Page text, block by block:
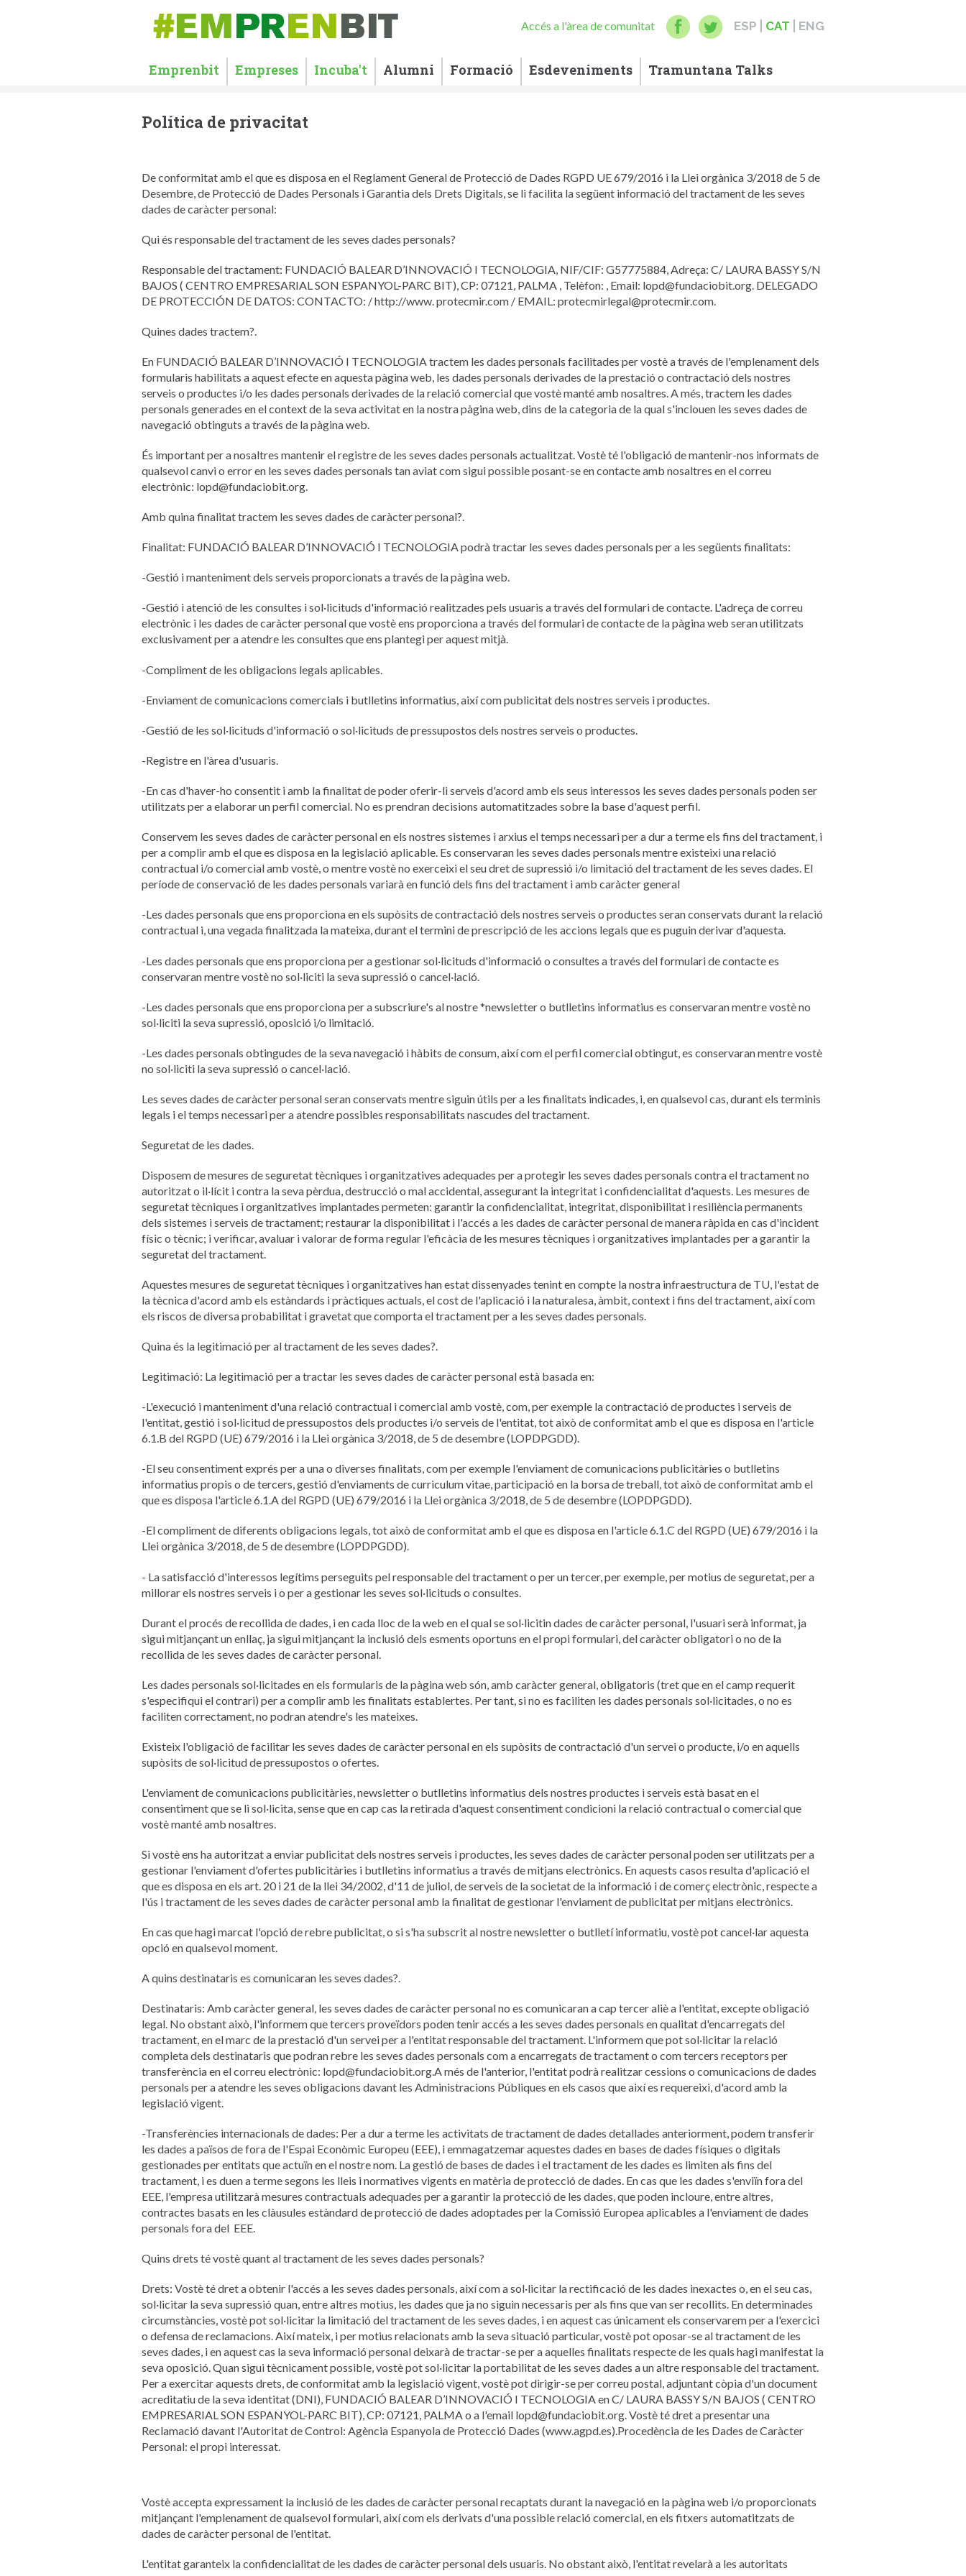
Accés a l'àrea de comunitat ESP CAT ENG
Emprenbit Empreses Incuba't Alumni Formació Esdeveniments Tramuntana Talks
Política de privacitat
De conformitat amb el que es disposa en el Reglament General de Protecció de Dades RGPD UE 679/2016 i la Llei orgànica 3/2018 de 5 de
Desembre, de Protecció de Dades Personals i Garantia dels Drets Digitals, se li facilita la següent informació del tractament de les seves
dades de caràcter personal:
Qui és responsable del tractament de les seves dades personals?
Responsable del tractament: FUNDACIÓ BALEAR D’INNOVACIÓ I TECNOLOGIA, NIF/CIF: G57775884, Adreça: C/ LAURA BASSY S/N
BAJOS ( CENTRO EMPRESARIAL SON ESPANYOL-PARC BIT), CP: 07121, PALMA , Telèfon: , Email: lopd@fundaciobit.org. DELEGADO
DE PROTECCIÓN DE DATOS: CONTACTO: / http://www. protecmir.com / EMAIL: protecmirlegal@protecmir.com.
Quines dades tractem?.
En FUNDACIÓ BALEAR D’INNOVACIÓ I TECNOLOGIA tractem les dades personals facilitades per vostè a través de l'emplenament dels
formularis habilitats a aquest efecte en aquesta pàgina web, les dades personals derivades de la prestació o contractació dels nostres
serveis o productes i/o les dades personals derivades de la relació comercial que vostè manté amb nosaltres. A més, tractem les dades
personals generades en el context de la seva activitat en la nostra pàgina web, dins de la categoria de la qual s'inclouen les seves dades de
navegació obtinguts a través de la pàgina web.
És important per a nosaltres mantenir el registre de les seves dades personals actualitzat. Vostè té l'obligació de mantenir-nos informats de
qualsevol canvi o error en les seves dades personals tan aviat com sigui possible posant-se en contacte amb nosaltres en el correu
electrònic: lopd@fundaciobit.org.
Amb quina finalitat tractem les seves dades de caràcter personal?.
Finalitat: FUNDACIÓ BALEAR D’INNOVACIÓ I TECNOLOGIA podrà tractar les seves dades personals per a les següents finalitats:
-Gestió i manteniment dels serveis proporcionats a través de la pàgina web.
-Gestió i atenció de les consultes i sol·licituds d'informació realitzades pels usuaris a través del formulari de contacte. L'adreça de correu
electrònic i les dades de caràcter personal que vostè ens proporciona a través del formulari de contacte de la pàgina web seran utilitzats
exclusivament per a atendre les consultes que ens plantegi per aquest mitjà.
-Compliment de les obligacions legals aplicables.
-Enviament de comunicacions comercials i butlletins informatius, així com publicitat dels nostres serveis i productes.
-Gestió de les sol·licituds d'informació o sol·licituds de pressupostos dels nostres serveis o productes.
-Registre en l'àrea d'usuaris.
-En cas d'haver-ho consentit i amb la finalitat de poder oferir-li serveis d'acord amb els seus interessos les seves dades personals poden ser
utilitzats per a elaborar un perfil comercial. No es prendran decisions automatitzades sobre la base d'aquest perfil.
Conservem les seves dades de caràcter personal en els nostres sistemes i arxius el temps necessari per a dur a terme els fins del tractament, i
per a complir amb el que es disposa en la legislació aplicable. Es conservaran les seves dades personals mentre existeixi una relació
contractual i/o comercial amb vostè, o mentre vostè no exerceixi el seu dret de supressió i/o limitació del tractament de les seves dades. El
període de conservació de les dades personals variarà en funció dels fins del tractament i amb caràcter general
-Les dades personals que ens proporciona en els supòsits de contractació dels nostres serveis o productes seran conservats durant la relació
contractual i, una vegada finalitzada la mateixa, durant el termini de prescripció de les accions legals que es puguin derivar d'aquesta.
-Les dades personals que ens proporciona per a gestionar sol·licituds d'informació o consultes a través del formulari de contacte es
conservaran mentre vostè no sol·liciti la seva supressió o cancel·lació.
-Les dades personals que ens proporciona per a subscriure's al nostre *newsletter o butlletins informatius es conservaran mentre vostè no
sol·liciti la seva supressió, oposició i/o limitació.
-Les dades personals obtingudes de la seva navegació i hàbits de consum, així com el perfil comercial obtingut, es conservaran mentre vostè
no sol·liciti la seva supressió o cancel·lació.
Les seves dades de caràcter personal seran conservats mentre siguin útils per a les finalitats indicades, i, en qualsevol cas, durant els terminis
legals i el temps necessari per a atendre possibles responsabilitats nascudes del tractament.
Seguretat de les dades.
Disposem de mesures de seguretat tècniques i organitzatives adequades per a protegir les seves dades personals contra el tractament no
autoritzat o il·lícit i contra la seva pèrdua, destrucció o mal accidental, assegurant la integritat i confidencialitat d'aquests. Les mesures de
seguretat tècniques i organitzatives implantades permeten: garantir la confidencialitat, integritat, disponibilitat i resiliència permanents
dels sistemes i serveis de tractament; restaurar la disponibilitat i l'accés a les dades de caràcter personal de manera ràpida en cas d'incident
físic o tècnic; i verificar, avaluar i valorar de forma regular l'eficàcia de les mesures tècniques i organitzatives implantades per a garantir la
seguretat del tractament.
Aquestes mesures de seguretat tècniques i organitzatives han estat dissenyades tenint en compte la nostra infraestructura de TU, l'estat de
la tècnica d'acord amb els estàndards i pràctiques actuals, el cost de l'aplicació i la naturalesa, àmbit, context i fins del tractament, així com
els riscos de diversa probabilitat i gravetat que comporta el tractament per a les seves dades personals.
Quina és la legitimació per al tractament de les seves dades?.
Legitimació: La legitimació per a tractar les seves dades de caràcter personal està basada en:
-L'execució i manteniment d'una relació contractual i comercial amb vostè, com, per exemple la contractació de productes i serveis de
l'entitat, gestió i sol·licitud de pressupostos dels productes i/o serveis de l'entitat, tot això de conformitat amb el que es disposa en l'article
6.1.B del RGPD (UE) 679/2016 i la Llei orgànica 3/2018, de 5 de desembre (LOPDPGDD).
-El seu consentiment exprés per a una o diverses finalitats, com per exemple l'enviament de comunicacions publicitàries o butlletins
informatius propis o de tercers, gestió d'enviaments de curriculum vitae, participació en la borsa de treball, tot això de conformitat amb el
que es disposa l'article 6.1.A del RGPD (UE) 679/2016 i la Llei orgànica 3/2018, de 5 de desembre (LOPDPGDD).
-El compliment de diferents obligacions legals, tot això de conformitat amb el que es disposa en l'article 6.1.C del RGPD (UE) 679/2016 i la
Llei orgànica 3/2018, de 5 de desembre (LOPDPGDD).
- La satisfacció d'interessos legítims perseguits pel responsable del tractament o per un tercer, per exemple, per motius de seguretat, per a
millorar els nostres serveis i o per a gestionar les seves sol·licituds o consultes.
Durant el procés de recollida de dades, i en cada lloc de la web en el qual se sol·licitin dades de caràcter personal, l'usuari serà informat, ja
sigui mitjançant un enllaç, ja sigui mitjançant la inclusió dels esments oportuns en el propi formulari, del caràcter obligatori o no de la
recollida de les seves dades de caràcter personal.
Les dades personals sol·licitades en els formularis de la pàgina web són, amb caràcter general, obligatoris (tret que en el camp requerit
s'especifiqui el contrari) per a complir amb les finalitats establertes. Per tant, si no es faciliten les dades personals sol·licitades, o no es
faciliten correctament, no podran atendre's les mateixes.
Existeix l'obligació de facilitar les seves dades de caràcter personal en els supòsits de contractació d'un servei o producte, i/o en aquells
supòsits de sol·licitud de pressupostos o ofertes.
L'enviament de comunicacions publicitàries, newsletter o butlletins informatius dels nostres productes i serveis està basat en el
consentiment que se li sol·licita, sense que en cap cas la retirada d'aquest consentiment condicioni la relació contractual o comercial que
vostè manté amb nosaltres.
Si vostè ens ha autoritzat a enviar publicitat dels nostres serveis i productes, les seves dades de caràcter personal poden ser utilitzats per a
gestionar l'enviament d'ofertes publicitàries i butlletins informatius a través de mitjans electrònics. En aquests casos resulta d'aplicació el
que es disposa en els art. 20 i 21 de la llei 34/2002, d'11 de juliol, de serveis de la societat de la informació i de comerç electrònic, respecte a
l'ús i tractament de les seves dades de caràcter personal amb la finalitat de gestionar l'enviament de publicitat per mitjans electrònics.
En cas que hagi marcat l'opció de rebre publicitat, o si s'ha subscrit al nostre newsletter o butlletí informatiu, vostè pot cancel·lar aquesta
opció en qualsevol moment.
A quins destinataris es comunicaran les seves dades?.
Destinataris: Amb caràcter general, les seves dades de caràcter personal no es comunicaran a cap tercer aliè a l'entitat, excepte obligació
legal. No obstant això, l'informem que tercers proveïdors poden tenir accés a les seves dades personals en qualitat d'encarregats del
tractament, en el marc de la prestació d'un servei per a l'entitat responsable del tractament. L'informem que pot sol·licitar la relació
completa dels destinataris que podran rebre les seves dades personals com a encarregats de tractament o com tercers receptors per
transferència en el correu electrònic: lopd@fundaciobit.org.A més de l'anterior, l'entitat podrà realitzar cessions o comunicacions de dades
personals per a atendre les seves obligacions davant les Administracions Públiques en els casos que així es requereixi, d'acord amb la
legislació vigent.
-Transferències internacionals de dades: Per a dur a terme les activitats de tractament de dades detallades anteriorment, podem transferir
les dades a països de fora de l'Espai Econòmic Europeu (EEE), i emmagatzemar aquestes dades en bases de dades físiques o digitals
gestionades per entitats que actuïn en el nostre nom. La gestió de bases de dades i el tractament de les dades es limiten als fins del
tractament, i es duen a terme segons les lleis i normatives vigents en matèria de protecció de dades. En cas que les dades s'enviïn fora del
EEE, l'empresa utilitzarà mesures contractuals adequades per a garantir la protecció de les dades, que poden incloure, entre altres,
contractes basats en les clàusules estàndard de protecció de dades adoptades per la Comissió Europea aplicables a l'enviament de dades
personals fora del EEE.
Quins drets té vostè quant al tractament de les seves dades personals?
Drets: Vostè té dret a obtenir l'accés a les seves dades personals, així com a sol·licitar la rectificació de les dades inexactes o, en el seu cas,
sol·licitar la seva supressió quan, entre altres motius, les dades que ja no siguin necessaris per als fins que van ser recollits. En determinades
circumstàncies, vostè pot sol·licitar la limitació del tractament de les seves dades, i en aquest cas únicament els conservarem per a l'exercici
o defensa de reclamacions. Així mateix, i per motius relacionats amb la seva situació particular, vostè pot oposar-se al tractament de les
seves dades, i en aquest cas la seva informació personal deixarà de tractar-se per a aquelles finalitats respecte de les quals hagi manifestat la
seva oposició. Quan sigui tècnicament possible, vostè pot sol·licitar la portabilitat de les seves dades a un altre responsable del tractament.
Per a exercitar aquests drets, de conformitat amb la legislació vigent, vostè pot dirigir-se per correu postal, adjuntant còpia d'un document
acreditatiu de la seva identitat (DNI), FUNDACIÓ BALEAR D’INNOVACIÓ I TECNOLOGIA en C/ LAURA BASSY S/N BAJOS ( CENTRO
EMPRESARIAL SON ESPANYOL-PARC BIT), CP: 07121, PALMA o a l'email lopd@fundaciobit.org. Vostè té dret a presentar una
Reclamació davant l'Autoritat de Control: Agència Espanyola de Protecció Dades (www.agpd.es).Procedència de les Dades de Caràcter
Personal: el propi interessat.
Vostè accepta expressament la inclusió de les dades de caràcter personal recaptats durant la navegació en la pàgina web i/o proporcionats
mitjançant l'emplenament de qualsevol formulari, així com els derivats d'una possible relació comercial, en els fitxers automatitzats de
dades de caràcter personal de l'entitat.
L'entitat garanteix la confidencialitat de les dades de caràcter personal dels usuaris. No obstant això, l'entitat revelarà a les autoritats